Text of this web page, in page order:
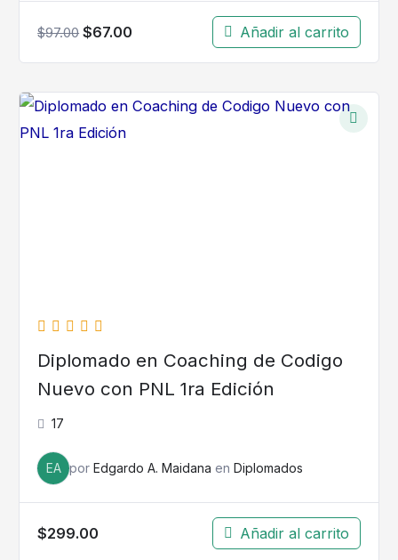
$97.00 $67.00 Añadir al carrito
Diplomado en Coaching de Codigo
Nuevo con PNL 1ra Edición
17
EA porEdgardo A. Maidana enDiplomados
$299.00 Añadir al carrito